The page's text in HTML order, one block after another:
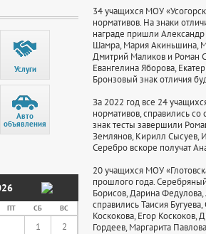
Услуги
Авто
объявления
ПТ СБ ВС
1
2
34 учащихся МОУ
нормативов. На знаки
награде пришли
Шамра, Мария Акиньшина,
Дмитрий Маликов и Роман
Евангелина Яборова,
Бронзовый знак отличия
За 2022 год все 24
нормативов, справились
знак тесты завершили
Землянов, Кирилл Сысуев,
Серебро вскоре получат
20 учащихся МОУ
прошлого года.
Борисов, Дарина
справились Таисия
Коскокова, Егор Коскоков,
Гордеев, Маргарита